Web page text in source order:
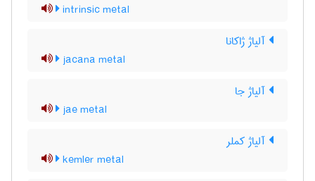
intrinsic metal
آلیاژ ژاکانا
jacana metal
آلیاژ جا
jae metal
آلیاژ کملر
kemler metal